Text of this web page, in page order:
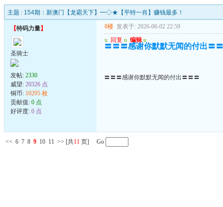
主题 : 154期：新澳门【龙霸天下】━◇★【平特一肖】赚钱最多！
【特码力量】
圣骑士
发帖: 2330
威望: 20326 点
铜币: 10295 枚
贡献值: 0 点
好评度: 0 点
8楼 发表于: 2026-06-02 22:59
u 回复 u 编辑 u
〓〓〓感谢你默默无闻的付出〓
〓〓〓感谢你默默无闻的付出〓〓〓
<< 6 7 8 9 10 11 >> [共11 页] Go